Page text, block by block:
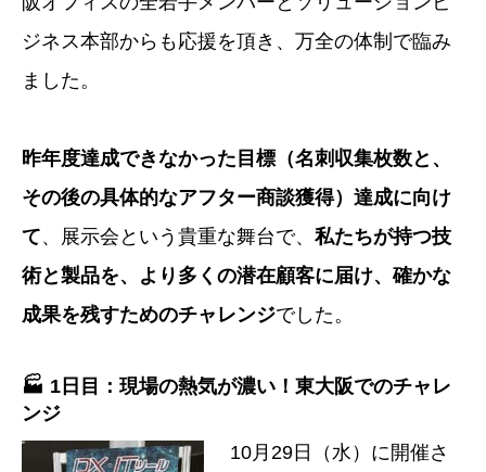
ジネス本部からも応援を頂き、万全の体制で臨み
ました。
昨年度達成できなかった目標（名刺収集枚数と、
その後の具体的なアフター商談獲得）達成に向け
て、展示会という貴重な舞台で、 私たちが持つ技
術と製品を、より多くの潜在顧客に届け、確かな
成果を残すためのチャレンジでした。
🏭 1日目：現場の熱気が濃い！東大阪でのチャレ
ンジ
10月29日（水）に開催さ